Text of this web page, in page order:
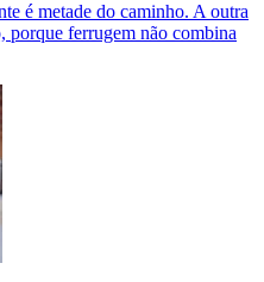
é metade do caminho. A outra
porque ferrugem não combina